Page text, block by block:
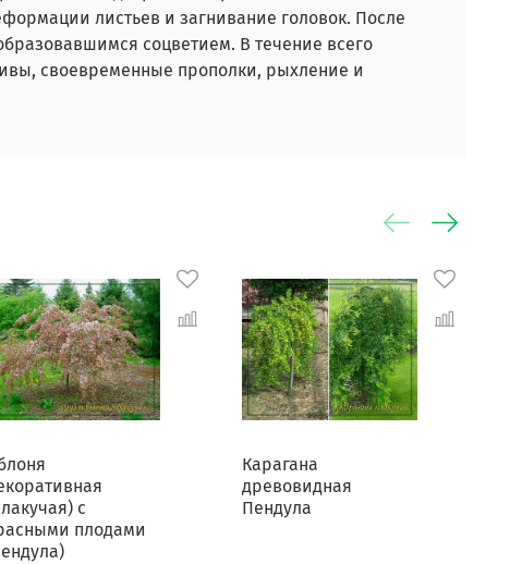
листьев и загнивание головок. После
соцветием. В течение всего
своевременные прополки, рыхление и
с
плодами
Карагана
древовидная
Пендула